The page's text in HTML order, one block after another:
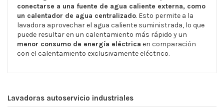
conectarse a una fuente de agua caliente externa, como
un calentador de agua centralizado. Esto permite a la
lavadora aprovechar el agua caliente suministrada, lo que
puede resultar en un calentamiento más rápido y un
menor consumo de energía eléctrica en comparación
con el calentamiento exclusivamente eléctrico.
Lavadoras autoservicio industriales